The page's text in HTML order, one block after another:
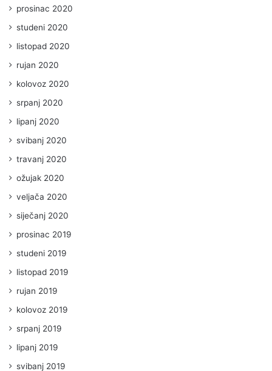
prosinac 2020
studeni 2020
listopad 2020
rujan 2020
kolovoz 2020
srpanj 2020
lipanj 2020
svibanj 2020
travanj 2020
ožujak 2020
veljača 2020
siječanj 2020
prosinac 2019
studeni 2019
listopad 2019
rujan 2019
kolovoz 2019
srpanj 2019
lipanj 2019
svibanj 2019